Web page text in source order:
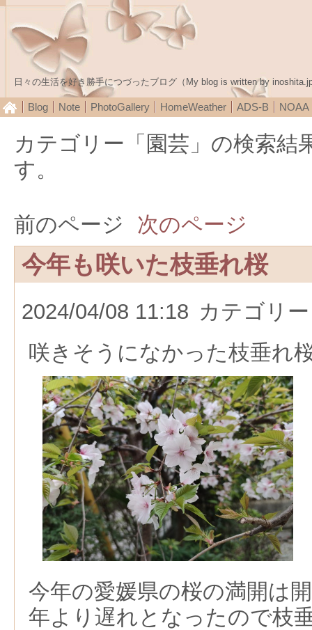
日々の生活を好き勝手につづったブログ（My blog is written by
Blog Note PhotoGallery HomeWeather ADS-B NOAA
カテゴリー「園芸」の検索結
す。
前のページ 次のページ
今年も咲いた枝垂れ桜
2024/04/08 11:18 カテゴリ
咲きそうになかった枝垂れ
今年の愛媛県の桜の満開は
年より遅れとなったので枝